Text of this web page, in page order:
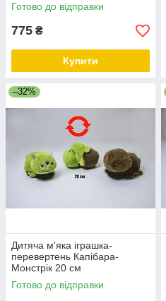
Готово до відправки
775 ₴
Купити
–32%
Дитяча м'яка іграшка-
перевертень Капібара-
Монстрік 20 см
Готово до відправки